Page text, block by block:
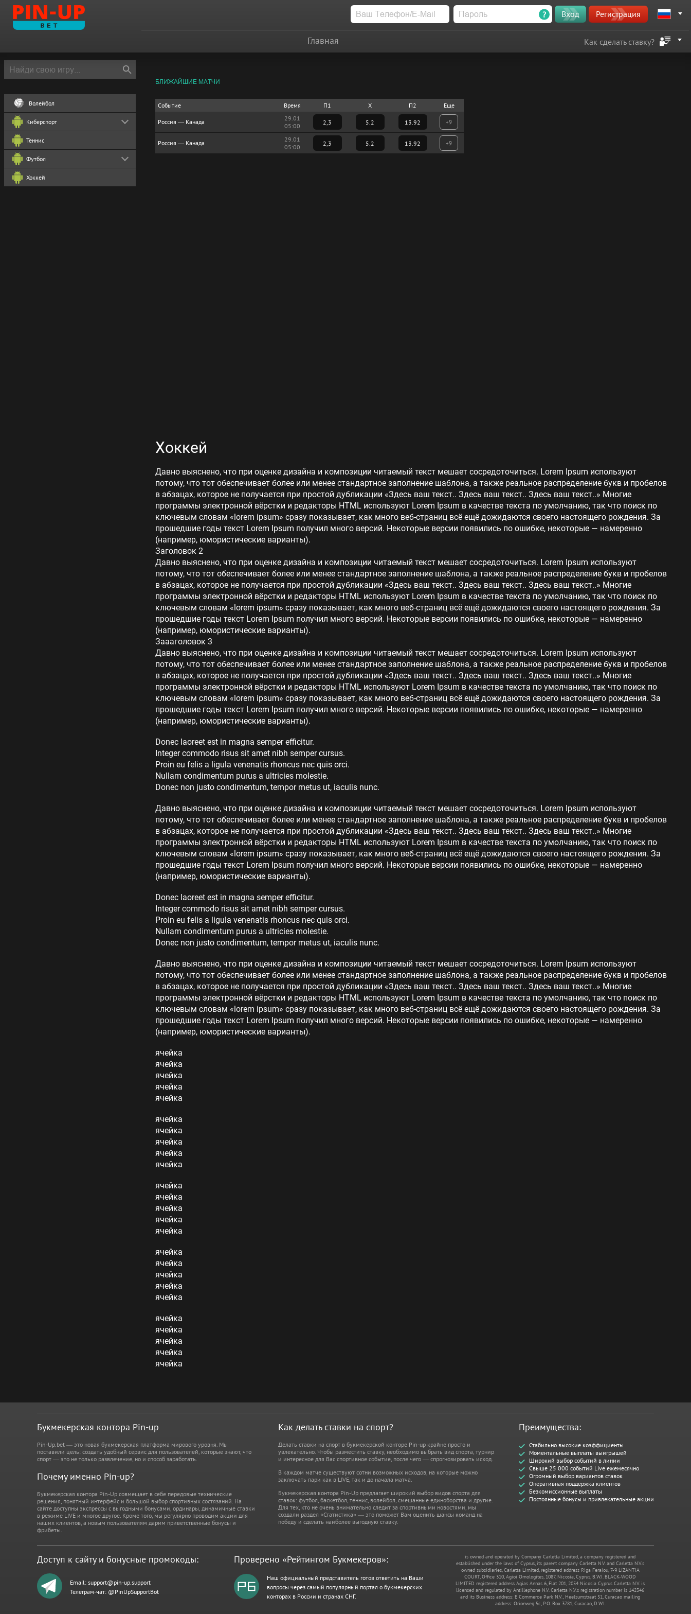
? Вход Регистрация
Главная Как сделать ставку?
Волейбол
Киберспорт
Теннис
Футбол
Хоккей
БЛИЖАЙШИЕ МАТЧИ
Событие Время П1 X П2 Еще
Россия — Канада
29.01
05:00
2,3 5.2 13.92 +9
Россия — Канада
29.01
05:00
2,3 5.2 13.92 +9
Хоккей
Давно выяснено, что при оценке дизайна и композиции читаемый текст мешает сосредоточиться. Lorem Ipsum используют
потому, что тот обеспечивает более или менее стандартное заполнение шаблона, а также реальное распределение букв и пробелов
в абзацах, которое не получается при простой дубликации «Здесь ваш текст.. Здесь ваш текст.. Здесь ваш текст..» Многие
программы электронной вёрстки и редакторы HTML используют Lorem Ipsum в качестве текста по умолчанию, так что поиск по
ключевым словам «lorem ipsum» сразу показывает, как много веб-страниц всё ещё дожидаются своего настоящего рождения. За
прошедшие годы текст Lorem Ipsum получил много версий. Некоторые версии появились по ошибке, некоторые — намеренно
(например, юмористические варианты).
Заголовок 2
Давно выяснено, что при оценке дизайна и композиции читаемый текст мешает сосредоточиться. Lorem Ipsum используют
потому, что тот обеспечивает более или менее стандартное заполнение шаблона, а также реальное распределение букв и пробелов
в абзацах, которое не получается при простой дубликации «Здесь ваш текст.. Здесь ваш текст.. Здесь ваш текст..» Многие
программы электронной вёрстки и редакторы HTML используют Lorem Ipsum в качестве текста по умолчанию, так что поиск по
ключевым словам «lorem ipsum» сразу показывает, как много веб-страниц всё ещё дожидаются своего настоящего рождения. За
прошедшие годы текст Lorem Ipsum получил много версий. Некоторые версии появились по ошибке, некоторые — намеренно
(например, юмористические варианты).
Заааголовок 3
Давно выяснено, что при оценке дизайна и композиции читаемый текст мешает сосредоточиться. Lorem Ipsum используют
потому, что тот обеспечивает более или менее стандартное заполнение шаблона, а также реальное распределение букв и пробелов
в абзацах, которое не получается при простой дубликации «Здесь ваш текст.. Здесь ваш текст.. Здесь ваш текст..» Многие
программы электронной вёрстки и редакторы HTML используют Lorem Ipsum в качестве текста по умолчанию, так что поиск по
ключевым словам «lorem ipsum» сразу показывает, как много веб-страниц всё ещё дожидаются своего настоящего рождения. За
прошедшие годы текст Lorem Ipsum получил много версий. Некоторые версии появились по ошибке, некоторые — намеренно
(например, юмористические варианты).
Donec laoreet est in magna semper efficitur.
Integer commodo risus sit amet nibh semper cursus.
Proin eu felis a ligula venenatis rhoncus nec quis orci.
Nullam condimentum purus a ultricies molestie.
Donec non justo condimentum, tempor metus ut, iaculis nunc.
Давно выяснено, что при оценке дизайна и композиции читаемый текст мешает сосредоточиться. Lorem Ipsum используют
потому, что тот обеспечивает более или менее стандартное заполнение шаблона, а также реальное распределение букв и пробелов
в абзацах, которое не получается при простой дубликации «Здесь ваш текст.. Здесь ваш текст.. Здесь ваш текст..» Многие
программы электронной вёрстки и редакторы HTML используют Lorem Ipsum в качестве текста по умолчанию, так что поиск по
ключевым словам «lorem ipsum» сразу показывает, как много веб-страниц всё ещё дожидаются своего настоящего рождения. За
прошедшие годы текст Lorem Ipsum получил много версий. Некоторые версии появились по ошибке, некоторые — намеренно
(например, юмористические варианты).
Donec laoreet est in magna semper efficitur.
Integer commodo risus sit amet nibh semper cursus.
Proin eu felis a ligula venenatis rhoncus nec quis orci.
Nullam condimentum purus a ultricies molestie.
Donec non justo condimentum, tempor metus ut, iaculis nunc.
Давно выяснено, что при оценке дизайна и композиции читаемый текст мешает сосредоточиться. Lorem Ipsum используют
потому, что тот обеспечивает более или менее стандартное заполнение шаблона, а также реальное распределение букв и пробелов
в абзацах, которое не получается при простой дубликации «Здесь ваш текст.. Здесь ваш текст.. Здесь ваш текст..» Многие
программы электронной вёрстки и редакторы HTML используют Lorem Ipsum в качестве текста по умолчанию, так что поиск по
ключевым словам «lorem ipsum» сразу показывает, как много веб-страниц всё ещё дожидаются своего настоящего рождения. За
прошедшие годы текст Lorem Ipsum получил много версий. Некоторые версии появились по ошибке, некоторые — намеренно
(например, юмористические варианты).
ячейка
ячейка
ячейка
ячейка
ячейка
ячейка
ячейка
ячейка
ячейка
ячейка
ячейка
ячейка
ячейка
ячейка
ячейка
ячейка
ячейка
ячейка
ячейка
ячейка
ячейка
ячейка
ячейка
ячейка
ячейка
Букмекерская контора Pin-up
Pin-Up.bet — это новая букмекерская платформа мирового уровня. Мы
поставили цель: создать удобный сервис для пользователей, которые знают, что
спорт — это не только развлечение, но и способ заработать.
Почему именно Pin-up?
Букмекерская контора Pin-Up совмещает в себе передовые технические
решения, понятный интерфейс и большой выбор спортивных состязаний. На
сайте доступны экспрессы с выгодными бонусами, ординары, динамичные ставки
в режиме LIVE и многое другое. Кроме того, мы регулярно проводим акции для
наших клиентов, а новым пользователям дарим приветственные бонусы и
фрибеты.
Как делать ставки на спорт?
Делать ставки на спорт в букмекерской конторе Pin-up крайне просто и
увлекательно. Чтобы разместить ставку, необходимо выбрать вид спорта, турнир
и интересное для Вас спортивное событие, после чего — спрогнозировать исход.
В каждом матче существуют сотни возможных исходов, на которые можно
заключать пари как в LIVE, так и до начала матча.
Букмекерская контора Pin-Up предлагает широкий выбор видов спорта для
ставок: футбол, баскетбол, теннис, волейбол, смешанные единоборства и другие.
Для тех, кто не очень внимательно следит за спортивными новостями, мы
создали раздел «Статистика» — это поможет Вам оценить шансы команд на
победу и сделать наиболее выгодную ставку.
Преимущества:
Стабильно высокие коэффициенты
Моментальные выплаты выигрышей
Широкий выбор событий в линии
Свыше 25 000 событий Live ежемесячно
Огромный выбор вариантов ставок
Оперативная поддержка клиентов
Безкомиссионные выплаты
Постоянные бонусы и привлекательные акции
Доступ к сайту и бонусные промокоды:
Email: support@pin-up.support
Телеграм-чат: @PinUpSupportBot
Проверено «Рейтингом Букмекеров»:
Наш официальный представитель готов ответить на Ваши
вопросы через самый популярный портал о букмекерских
конторах в России и странах СНГ.
is owned and operated by Company Carletta Limited, a company registered and
established under the laws of Cyprus, its parent company Carletta N.V. and Carletta N.V.s
owned subsidiaries, Carletta Limited, registered address Riga Feraiou, 7-9 LIZANTIA
COURT, Office 310, Agioi Omologites, 1087, Nicosia, Cyprus, B.W.I. BLACK-WOOD
LIMITED registered address Agias Annas 6, Flat 201, 2054 Nicosia Cyprus Carletta N.V. is
licensed and regulated by Antillephone N.V. Carletta N.V.s registration number is 142346
and its Business address: E Commerce Park N.V., Heelsumstraat 51, Curacao mailing
address: Orionweg 5c, P.O. Box 3781, Curacao, D.W.I.